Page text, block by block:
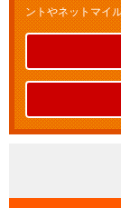
ントやネットマイ